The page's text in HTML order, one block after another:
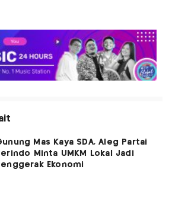
Mas Kaya SDA, Aleg Partai
Minta UMKM Lokal Jadi
Ekonomi